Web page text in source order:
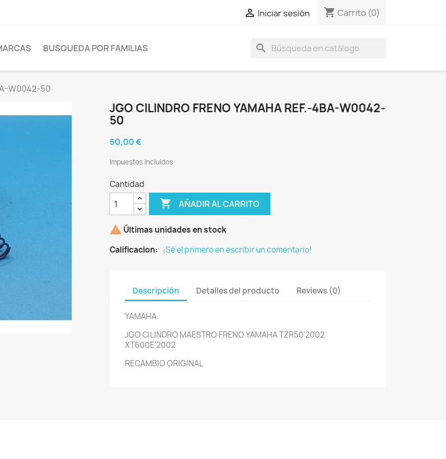
 Iniciar sesión shopping_cart Carrito (0)
BUSQUEDA POR FAMILIAS search
W0042-50
JGO CILINDRO FRENO YAMAHA REF.-4BA-W0042-
50
50,00 €
Impuestos incluidos
Cantidad
 AÑADIR AL CARRITO
 Últimas unidades en stock
Calificacion: ¡Sé el primero en escribir un comentario!
Descripción Detalles del producto Reviews (0)
YAMAHA
JGO CILINDRO MAESTRO FRENO YAMAHA TZR50'2002
XT600E'2002
RECAMBIO ORIGINAL